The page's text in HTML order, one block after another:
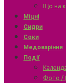
Що на
Міцні
Сидри
Соки
Медоваріння
Події
Фото /